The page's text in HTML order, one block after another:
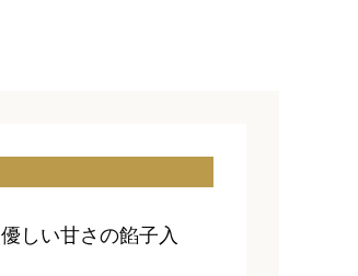
しい甘さの餡子入